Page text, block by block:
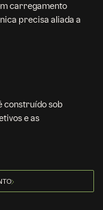
carregamento
precisa aliada a
construído sob
e as